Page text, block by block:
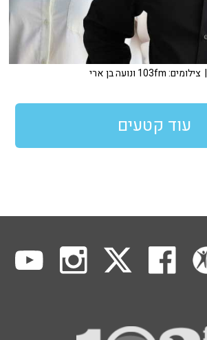
| צילומים: 103fm ונועה בן ארי
עוד קטעים